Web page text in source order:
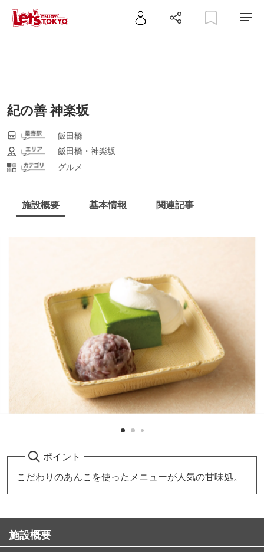
紀の善 神楽坂
飯田橋
飯田橋・神楽坂
グルメ
施設概要 基本情報 関連記事
ポイント
こだわりのあんこを使ったメニューが人気の甘味処。
施設概要